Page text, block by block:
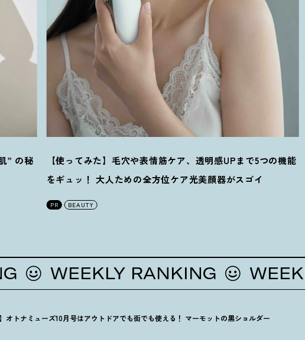
” の秘
【使ってみた】毛穴や表情筋ケア、透明感UPまで5つの機能
をギュッ ！ 大人ための全方位ケア光美顔器がスゴイ
PR BEAUTY
WEEKLY RANKING WEEKLY
オトナミューズ10月号はアウトドアでも街でも使える ！ マーモットの黒ショルダー